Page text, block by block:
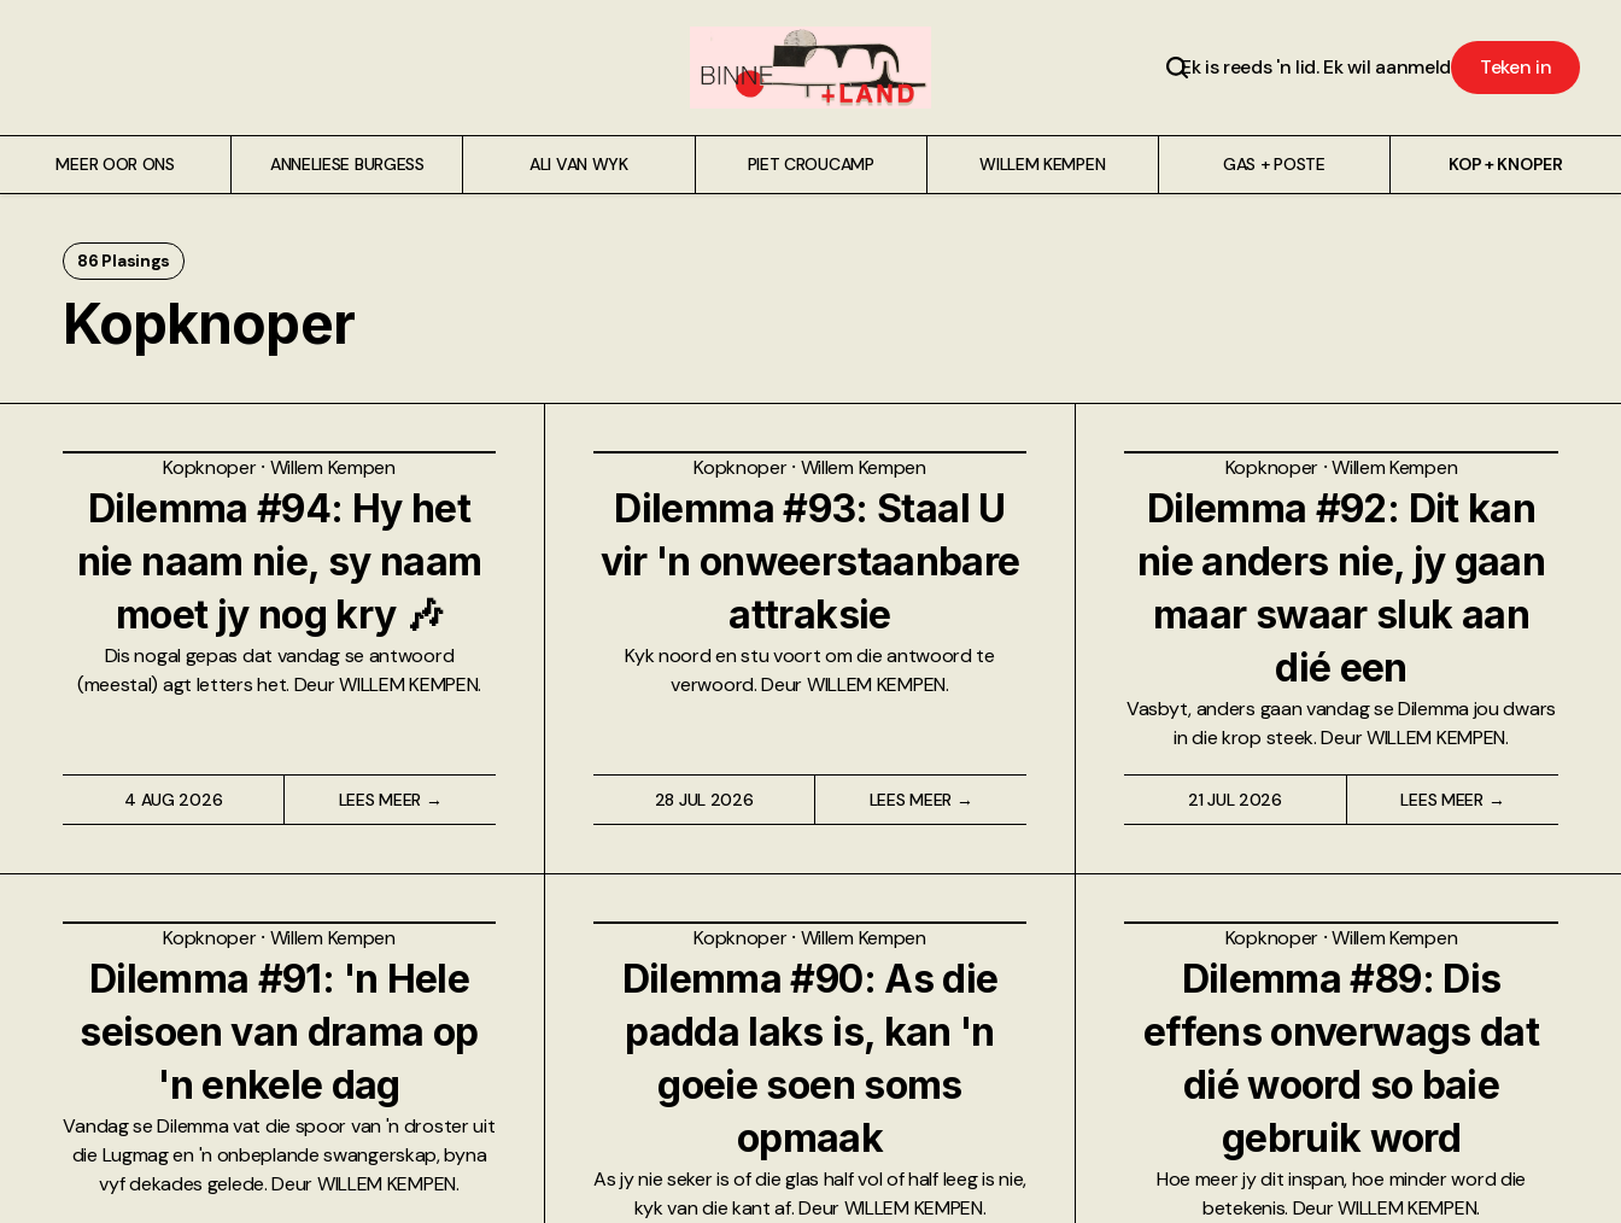
Ek is reeds 'n lid. Ek wil aanmeld Teken in
MEER OOR ONS ANNELIESE BURGESS ALI VAN WYK PIET CROUCAMP WILLEM KEMPEN GAS + POSTE KOP + KNOPER
86 Plasings
Kopknoper
Kopknoper⸱ Willem Kempen
Dilemma #94: Hy het
nie naam nie, sy naam
moet jy nog kry 🎶
Dis nogal gepas dat vandag se antwoord
(meestal) agt letters het. Deur WILLEM KEMPEN.
4 AUG 2026 LEES MEER →
Kopknoper⸱ Willem Kempen
Dilemma #93: Staal U
vir 'n onweerstaanbare
attraksie
Kyk noord en stu voort om die antwoord te
verwoord. Deur WILLEM KEMPEN.
28 JUL 2026 LEES MEER →
Kopknoper ⸱Willem Kempen
Dilemma #92: Dit kan
nie anders nie, jy gaan
maar swaar sluk aan
dié een
Vasbyt, anders gaan vandag se Dilemma jou dwars
in die krop steek. Deur WILLEM KEMPEN.
21 JUL 2026 LEES MEER →
Kopknoper⸱ Willem Kempen
Dilemma #91: 'n Hele
seisoen van drama op
'n enkele dag
Vandag se Dilemma vat die spoor van 'n droster uit
die Lugmag en 'n onbeplande swangerskap, byna
vyf dekades gelede. Deur WILLEM KEMPEN.
Kopknoper⸱ Willem Kempen
Dilemma #90: As die
padda laks is, kan 'n
goeie soen soms
opmaak
As jy nie seker is of die glas half vol of half leeg is nie,
kyk van die kant af. Deur WILLEM KEMPEN.
Kopknoper ⸱Willem Kempen
Dilemma #89: Dis
effens onverwags dat
dié woord so baie
gebruik word
Hoe meer jy dit inspan, hoe minder word die
betekenis. Deur WILLEM KEMPEN.
Ali van Wyk
Gas + Poste